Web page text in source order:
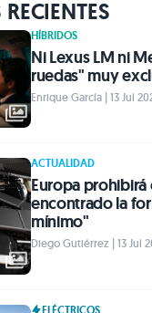
HÍBRIDOS
Ni Lexus LM ni
ruedas" muy
Enrique García | 13 Jul
ACTUALIDAD
Europa
encontrado la
mínimo"
Diego Gutiérrez | 13 Jul